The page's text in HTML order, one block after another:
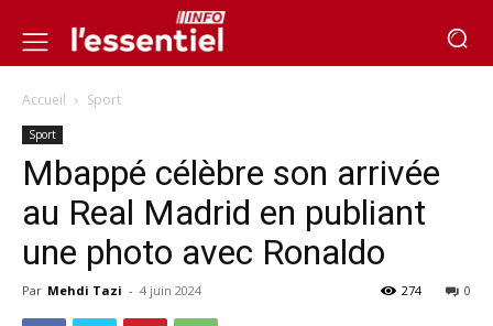
Accueil Sport
Sport
Mbappé célèbre son arrivée
au Real Madrid en publiant
une photo avec Ronaldo
Par Mehdi Tazi - 4 juin 2024 0
274